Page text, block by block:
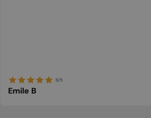
5/5
Emile B